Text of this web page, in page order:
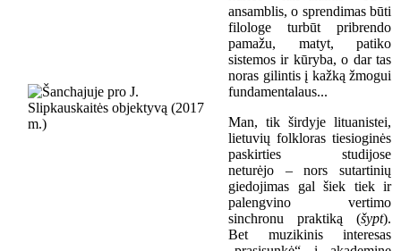
ansamblis, o sprendimas būti
filologe turbūt pribrendo
pamažu, matyt, patiko
sistemos ir kūryba, o dar tas
noras gilintis į kažką žmogui
fundamentalaus...
Man, tik širdyje lituanistei,
lietuvių folkloras tiesioginės
paskirties studijose
neturėjo – nors sutartinių
giedojimas gal šiek tiek ir
palengvino vertimo
sinchronu praktiką (šypt).
Bet muzikinis interesas